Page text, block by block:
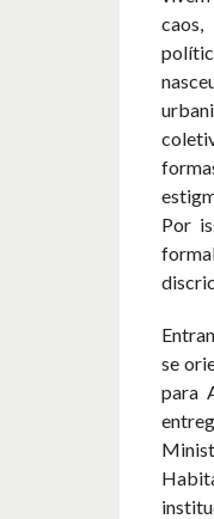
caos,
Por
se
para